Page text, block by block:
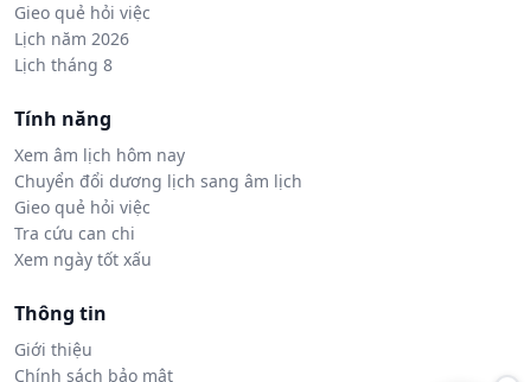
Gieo quẻ hỏi việc
Lịch năm 2026
Lịch tháng 8
Tính năng
Xem âm lịch hôm nay
Chuyển đổi dương lịch sang âm lịch
Gieo quẻ hỏi việc
Tra cứu can chi
Xem ngày tốt xấu
Thông tin
Giới thiệu
Chính sách bảo mật